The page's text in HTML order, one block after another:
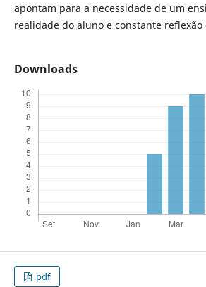
apontam para a necessidade de um
realidade do aluno e constante
Downloads
pdf